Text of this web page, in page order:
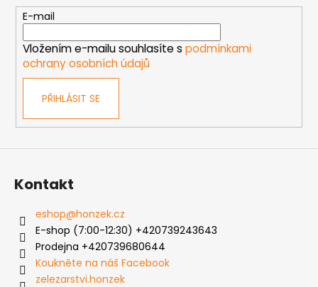
E-mail
Vložením e-mailu souhlasíte s podmínkami
ochrany osobních údajů
PŘIHLÁSIT SE
Kontakt
eshop@honzek.cz
E-shop (7:00-12:30) +420739243643
Prodejna +420739680644
Koukněte na náš Facebook
zelezarstvi.honzek